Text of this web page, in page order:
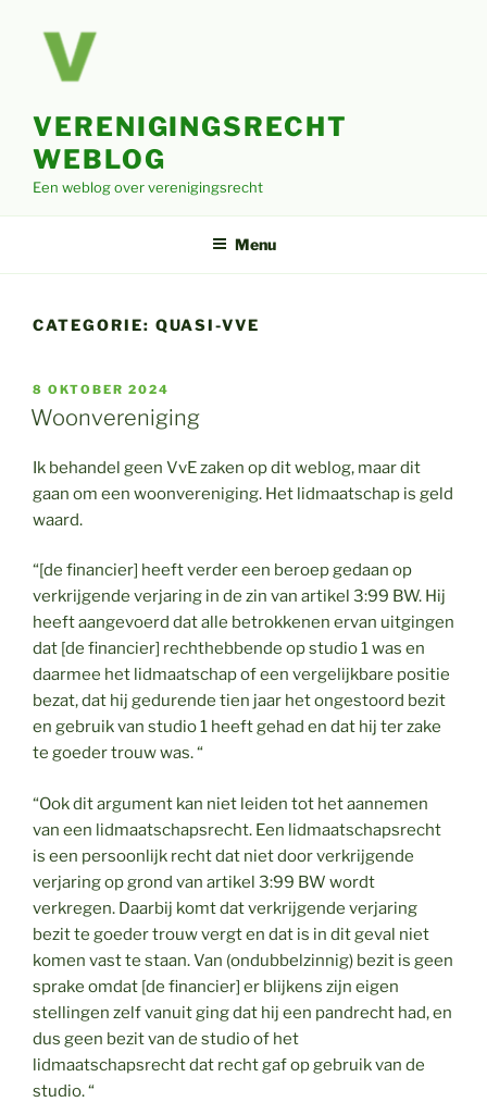
VERENIGINGSRECHT
WEBLOG
Een weblog over verenigingsrecht
Menu
CATEGORIE: QUASI-VVE
GEPLAATST
OP
8 OKTOBER 2024
Woonvereniging
Ik behandel geen VvE zaken op dit weblog, maar dit
gaan om een woonvereniging. Het lidmaatschap is geld
waard.
“[de financier] heeft verder een beroep gedaan op
verkrijgende verjaring in de zin van artikel 3:99 BW. Hij
heeft aangevoerd dat alle betrokkenen ervan uitgingen
dat [de financier] rechthebbende op studio 1 was en
daarmee het lidmaatschap of een vergelijkbare positie
bezat, dat hij gedurende tien jaar het ongestoord bezit
en gebruik van studio 1 heeft gehad en dat hij ter zake
te goeder trouw was. “
“Ook dit argument kan niet leiden tot het aannemen
van een lidmaatschapsrecht. Een lidmaatschapsrecht
is een persoonlijk recht dat niet door verkrijgende
verjaring op grond van artikel 3:99 BW wordt
verkregen. Daarbij komt dat verkrijgende verjaring
bezit te goeder trouw vergt en dat is in dit geval niet
komen vast te staan. Van (ondubbelzinnig) bezit is geen
sprake omdat [de financier] er blijkens zijn eigen
stellingen zelf vanuit ging dat hij een pandrecht had, en
dus geen bezit van de studio of het
lidmaatschapsrecht dat recht gaf op gebruik van de
studio. “